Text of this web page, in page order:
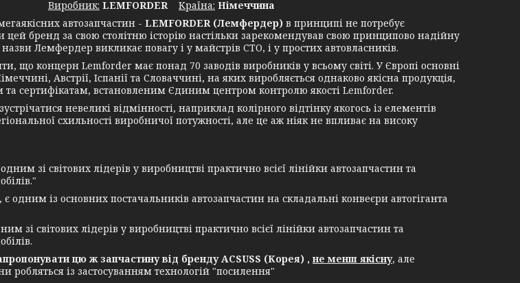
Виробник: LEMFORDER Крaїна: Німеччина
автозапчастин - LEMFORDER (Лемфердер) в принципі не потребує
цей бренд за свою столітню історію настільки зарекомендував свою принципово надійну
Лемфердер викликає повагу і у майстрів СТО, і у простих автовласників.
концерн Lemforder має понад 70 заводів виробників у всьому світі. У Європі основні
Австрії, Іспанії та Словаччині, на яких виробляється однаково якісна продукція,
та сертифікатам, встановленим Єдиним центром контролю якості Lemforder.
невеликі відмінності, наприклад колірного відтінку якогось із елементів
схильності виробничої потужності, але це аж ніяк не впливає на високу
зі світових лідерів у виробництві практично всієї лінійки автозапчастин та
одним із основних постачальників автозапчастин на складальні конвеєри автогіганта
зі світових лідерів у виробництві практично всієї лінійки автозапчастин та
цю ж запчастину від бренду ACSUSS (Корея) ,не менш якісну, але
робляться із застосуванням технологій "посилення"